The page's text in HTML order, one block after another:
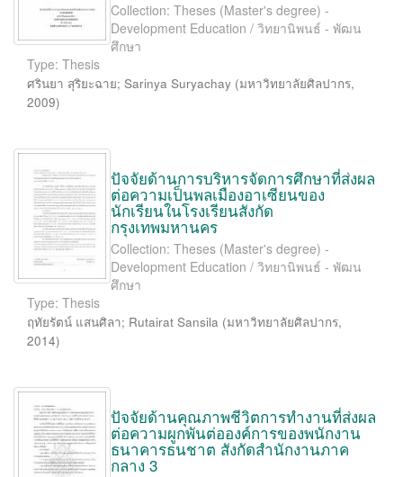
Collection: Theses (Master's degree) -
Development Education / วิทยานิพนธ์ - พัฒน
ศึกษา
Type: Thesis
ศรินยา สุริยะฉาย; Sarinya Suryachay (มหาวิทยาลัยศิลปากร,
2009)
ปัจจัยด้านการบริหารจัดการศึกษาที่ส่งผล
ต่อความเป็นพลเมืองอาเซียนของ
นักเรียนในโรงเรียนสังกัด
กรุงเทพมหานคร
Collection: Theses (Master's degree) -
Development Education / วิทยานิพนธ์ - พัฒน
ศึกษา
Type: Thesis
ฤทัยรัตน์ แสนศิลา; Rutairat Sansila (มหาวิทยาลัยศิลปากร,
2014)
ปัจจัยด้านคุณภาพชีวิตการทำงานที่ส่งผล
ต่อความผูกพันต่อองค์การของพนักงาน
ธนาคารธนชาต สังกัดสำนักงานภาค
กลาง 3